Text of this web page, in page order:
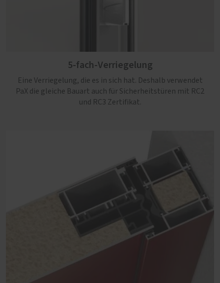
5-fach-Verriegelung
Eine Verriegelung, die es in sich hat. Deshalb verwendet
PaX die gleiche Bauart auch für Sicherheitstüren mit RC2
und RC3 Zertifikat.